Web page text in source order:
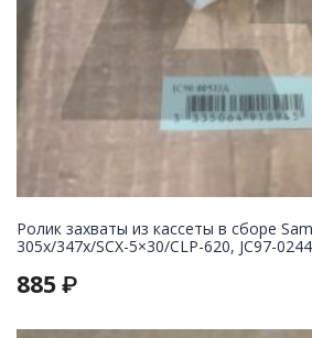
Ролик захваты из кассеты в сборе
305x/347x/SCX-5×30/CLP-620, JC97-
885 ₽